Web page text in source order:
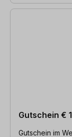
Gutschein €
Gutschein im